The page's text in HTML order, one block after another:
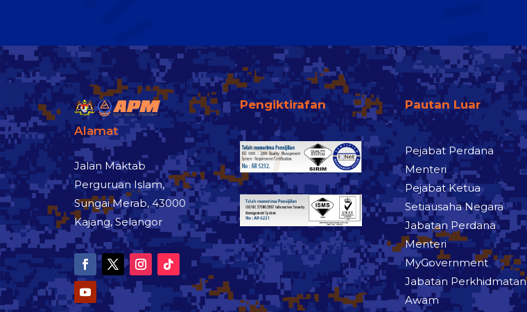
Alamat
Jalan Maktab
Perguruan Islam,
Sungai Merab, 43000
Kajang, Selangor
Pengiktirafan Pautan Luar
Pejabat Perdana
Menteri
Pejabat Ketua
Setiausaha Negara
Jabatan Perdana
Menteri
MyGovernment
Jabatan Perkhidmatan
Awam